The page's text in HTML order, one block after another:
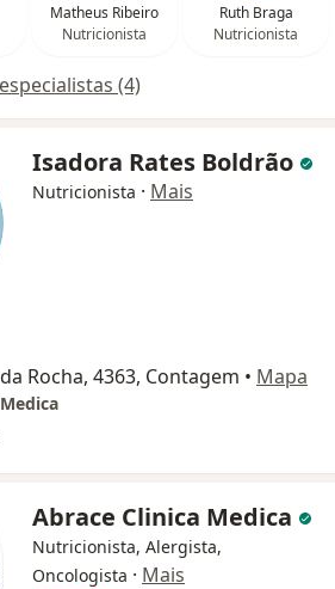
Matheus Ribeiro
Nutricionista
Ruth Braga
Nutricionista
(4)
Isadora Rates Boldrão
Nutricionista · Mais
Rocha, 4363, Contagem • Mapa
Abrace Clinica Medica
Nutricionista, Alergista,
Oncologista · Mais